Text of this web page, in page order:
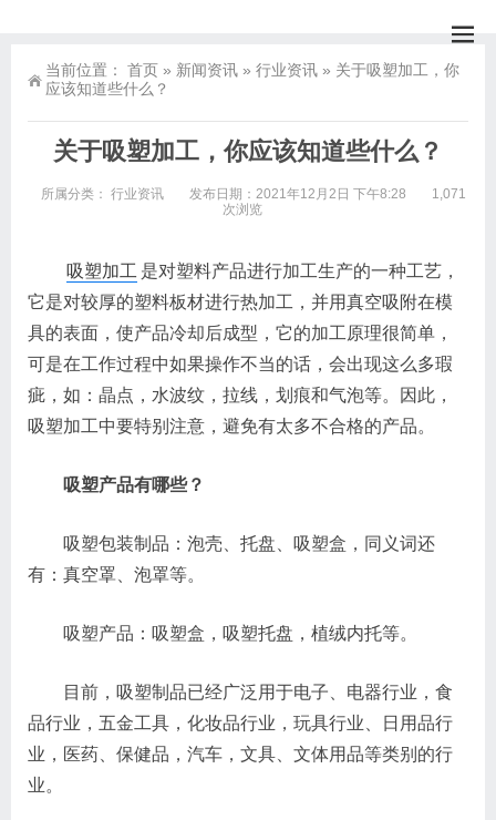
当前位置： 首页 » 新闻资讯 » 行业资讯 » 关于吸塑加工，你
应该知道些什么？
关于吸塑加工，你应该知道些什么？
所属分类： 行业资讯 发布日期：2021年12月2日 下午8:28
1,071
次浏览
吸塑加工 是对塑料产品进行加工生产的一种工艺，
它是对较厚的塑料板材进行热加工，并用真空吸附在模
具的表面，使产品冷却后成型，它的加工原理很简单，
可是在工作过程中如果操作不当的话，会出现这么多瑕
疵，如：晶点，水波纹，拉线，划痕和气泡等。因此，
吸塑加工中要特别注意，避免有太多不合格的产品。
吸塑产品有哪些？
吸塑包装制品：泡壳、托盘、吸塑盒，同义词还
有：真空罩、泡罩等。
吸塑产品：吸塑盒，吸塑托盘，植绒内托等。
目前，吸塑制品已经广泛用于电子、电器行业，食
品行业，五金工具，化妆品行业，玩具行业、日用品行
业，医药、保健品，汽车，文具、文体用品等类别的行
业。